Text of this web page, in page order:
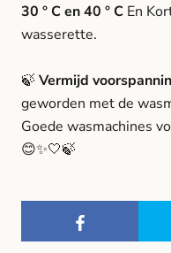
30 ° C en 40 ° C En
wasserette.
🍃 Vermijd
geworden met de
Goede wasmachines
😊✨🤍🍃